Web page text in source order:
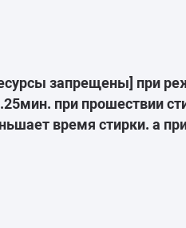
запрещены] при
при прошествии
время стирки. а при